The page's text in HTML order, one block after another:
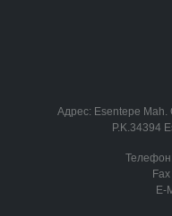
Адрес: Esentepe Mah.
P.K.34394
Телефон:
Fax
E-